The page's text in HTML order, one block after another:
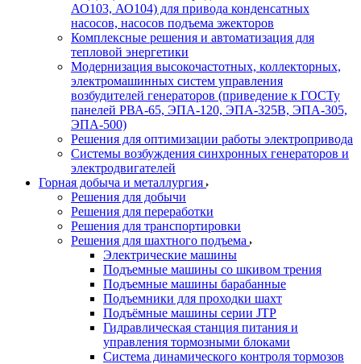
АО103, АО104) для привода конденсатных
насосов, насосов подъема эжекторов
Комплексные решения и автоматизация для
тепловой энергетики
Модернизация высокочастотных, коллекторных,
электромашинных систем управления
возбудителей генераторов (приведение к ГОСТу
панелей РВА-65, ЭПА-120, ЭПА-325В, ЭПА-305,
ЭПА-500)
Решения для оптимизации работы электропривода
Системы возбуждения синхронных генераторов и
электродвигателей
Горная добыча и металлургия
Решения для добычи
Решения для переработки
Решения для транспортировки
Решения для шахтного подъема
Электрические машины
Подъемные машины со шкивом трения
Подъемные машины барабанные
Подъемники для проходки шахт
Подъёмные машины серии JTP
Гидравлическая станция питания и
управления тормозными блоками
Система динамического контроля тормозов